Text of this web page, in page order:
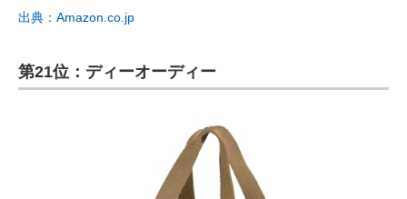
出典：Amazon.co.jp
第21位：ディーオーディー